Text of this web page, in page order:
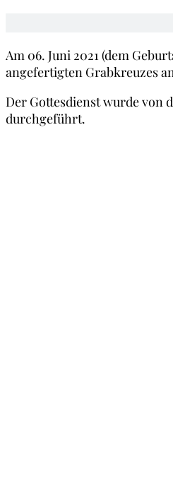
Am 06. Juni 2021 (dem
angefertigten Grabkreuzes
Der Gottesdienst wurde von
durchgeführt.